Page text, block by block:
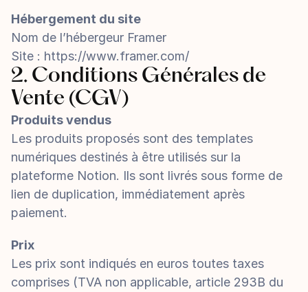
Hébergement du site
Nom de l’hébergeur Framer
Site : https://www.framer.com/
2. Conditions Générales de
Vente (CGV)
Produits vendus
Les produits proposés sont des templates
numériques destinés à être utilisés sur la
plateforme Notion. Ils sont livrés sous forme de
lien de duplication, immédiatement après
paiement.
Prix
Les prix sont indiqués en euros toutes taxes
comprises (TVA non applicable, article 293B du